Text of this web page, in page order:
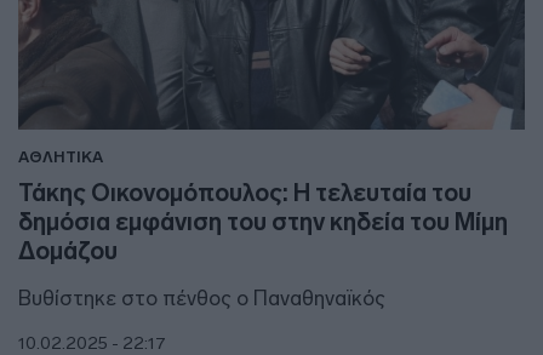
ΑΘΛΗΤΙΚΑ
Τάκης Οικονομόπουλος: Η τελευταία του
δημόσια εμφάνιση του στην κηδεία του Μίμη
Δομάζου
Βυθίστηκε στο πένθος ο Παναθηναϊκός
10.02.2025 - 22:17